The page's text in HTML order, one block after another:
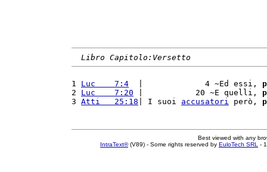
Libro Capitolo:Versetto
1 Luc    7:4
  |             4 ~Ed essi,
2 Luc    7:20 |           20 ~E quelli,
3 Atti   25:18 | I suoi accusatori però,
Best viewed with any
IntraText®(V89) - Some rights reserved by EuloTech SRL -